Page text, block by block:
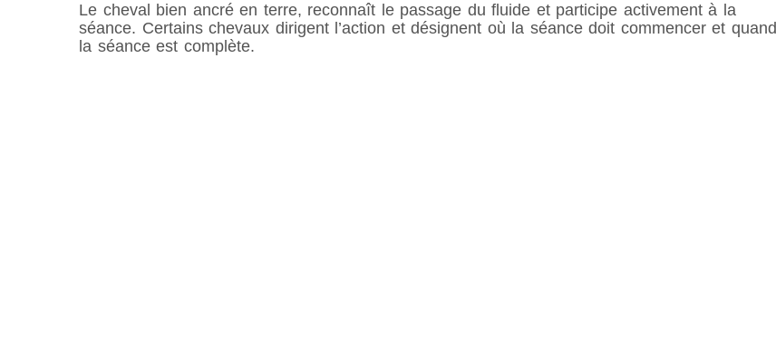
Le cheval bien ancré en terre, reconnaît le passage du fluide et participe activement à la
séance. Certains chevaux dirigent l’action et désignent où la séance doit commencer et quand
la séance est complète.